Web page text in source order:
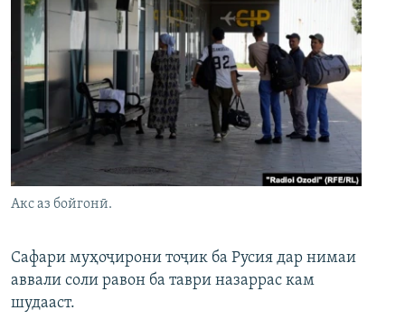
Акс аз бойгонӣ.
Сафари муҳоҷирони тоҷик ба Русия дар нимаи
аввали соли равон ба таври назаррас кам
шудааст.